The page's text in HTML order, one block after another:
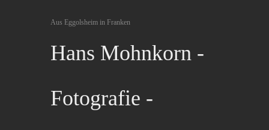
Aus Eggolsheim in Franken
Hans Mohnkorn -
Fotografie -